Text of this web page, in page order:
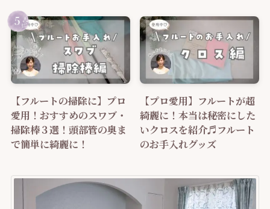
【フルートの掃除に】プロ
愛用！おすすめのスワブ・
掃除棒３選！頭部管の奥ま
で簡単に綺麗に！
【プロ愛用】フルートが超
綺麗に！本当は秘密にした
いクロスを紹介♬フルート
のお手入れグッズ